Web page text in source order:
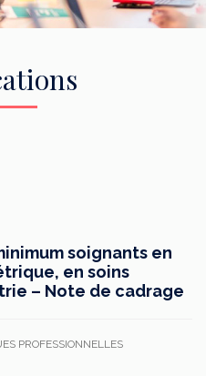
soignants en
en soins
– Note de cadrage
PROFESSIONNELLES